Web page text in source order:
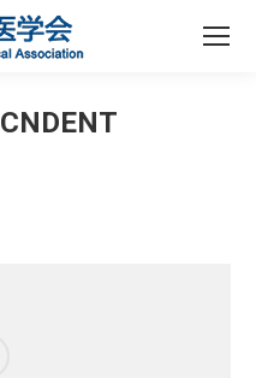
CNDENT